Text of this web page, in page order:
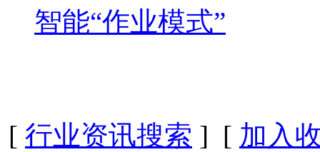
智能“作业模式”
[ 行业资讯搜索 ] [ 加入